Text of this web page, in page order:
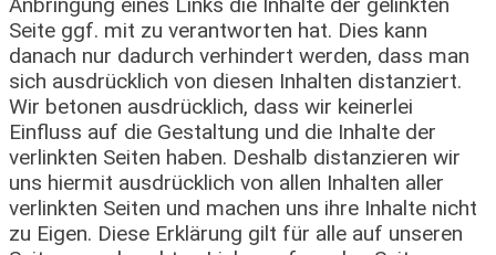
Anbringung eines Links die Inhalte der gelinkten
Seite ggf. mit zu verantworten hat. Dies kann
danach nur dadurch verhindert werden, dass man
sich ausdrücklich von diesen Inhalten distanziert.
Wir betonen ausdrücklich, dass wir keinerlei
Einfluss auf die Gestaltung und die Inhalte der
verlinkten Seiten haben. Deshalb distanzieren wir
uns hiermit ausdrücklich von allen Inhalten aller
verlinkten Seiten und machen uns ihre Inhalte nicht
zu Eigen. Diese Erklärung gilt für alle auf unseren